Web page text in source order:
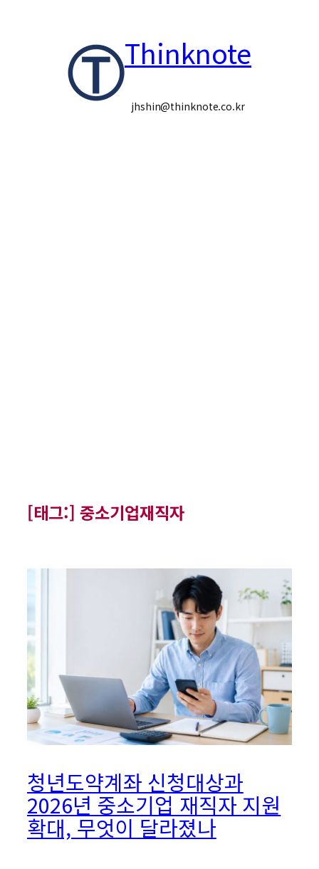
Thinknote
jhshin@thinknote.co.kr
[태그:]중소기업재직자
청년도약계좌 신청대상과
2026년 중소기업 재직자 지원
확대, 무엇이 달라졌나